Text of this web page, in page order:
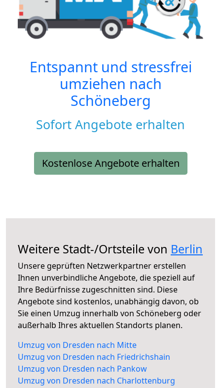
Entspannt und stressfrei
umziehen nach
Schöneberg
Sofort Angebote erhalten
Kostenlose Angebote erhalten
Weitere Stadt-/Ortsteile von Berlin
Unsere geprüften Netzwerkpartner erstellen
Ihnen unverbindliche Angebote, die speziell auf
Ihre Bedürfnisse zugeschnitten sind. Diese
Angebote sind kostenlos, unabhängig davon, ob
Sie einen Umzug innerhalb von Schöneberg oder
außerhalb Ihres aktuellen Standorts planen.
Umzug von Dresden nach Mitte
Umzug von Dresden nach Friedrichshain
Umzug von Dresden nach Pankow
Umzug von Dresden nach Charlottenburg